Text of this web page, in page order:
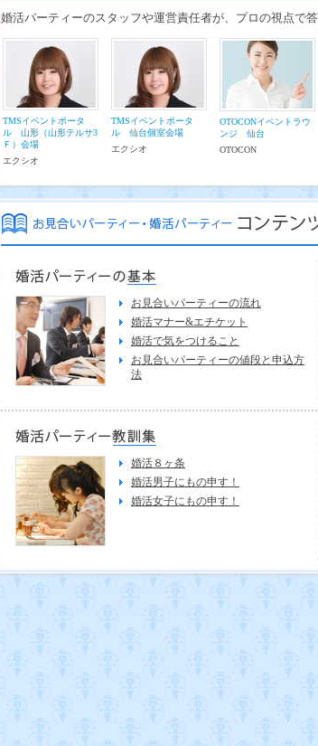
婚活パーティーのスタッフや運営責任者が、プロの視点で
TMSイベントポータ
ル 山形（山形テルサ3
Ｆ）会場
エクシオ
TMSイベントポータ
ル 仙台個室会場
エクシオ
OTOCONイベントラウ
ンジ 仙台
OTOCON
お見合いパーティーの流れ
婚活マナー&エチケット
婚活で気をつけること
お見合いパーティーの値段と申込方
法
婚活８ヶ条
婚活男子にもの申す！
婚活女子にもの申す！